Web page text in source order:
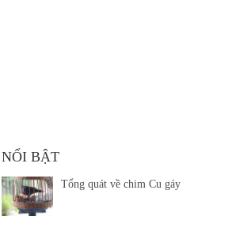
NỔI BẬT
Tổng quát về chim Cu gáy